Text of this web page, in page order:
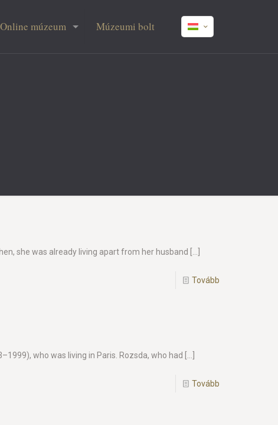
Online múzeum Múzeumi bolt
she was already living apart from her husband
Tovább
who was living in Paris. Rozsda, who had
Tovább